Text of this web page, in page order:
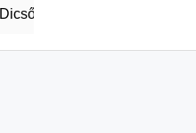
Dicsőszentmárton